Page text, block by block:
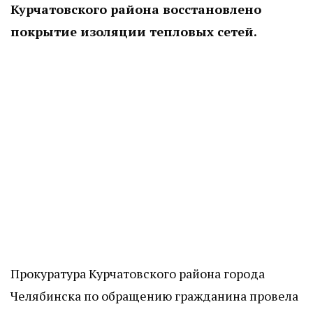
Курчатовского района восстановлено
покрытие изоляции тепловых сетей.
Прокуратура Курчатовского района города
Челябинска по обращению гражданина провела